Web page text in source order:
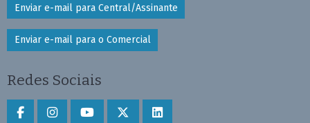
Enviar e-mail para Central/Assinante
Enviar e-mail para o Comercial
Redes Sociais